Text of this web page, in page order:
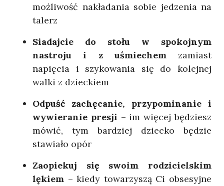
możliwość nakładania sobie jedzenia na
talerz
Siadajcie do stołu w spokojnym
nastroju i z uśmiechemzamiast
napięcia i szykowania się do kolejnej
walki z dzieckiem
Odpuść zachęcanie, przypominanie i
wywieranie presji – im więcej będziesz
mówić, tym bardziej dziecko będzie
stawiało opór
Zaopiekuj się swoim rodzicielskim
lękiem – kiedy towarzyszą Ci obsesyjne